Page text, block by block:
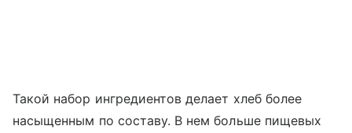
Такой набор ингредиентов делает хлеб более
насыщенным по составу. В нем больше пищевых